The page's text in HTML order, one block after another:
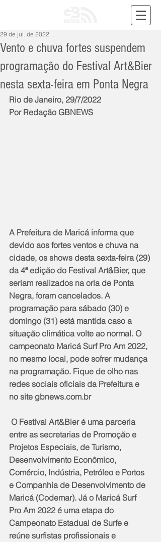
Vento e chuva fortes suspendem
programação do Festival Art&Bier
nesta sexta-feira em Ponta Negra
29 de jul. de 2022
Rio de Janeiro, 29/7/2022
Por Redação GBNEWS
A Prefeitura de Maricá informa que
devido aos fortes ventos e chuva na
cidade, os shows desta sexta-feira (29)
da 4ª edição do Festival Art&Bier, que
seriam realizados na orla de Ponta
Negra, foram cancelados. A
programação para sábado (30) e
domingo (31) está mantida caso a
situação climática volte ao normal. O
campeonato Maricá Surf Pro Am 2022,
no mesmo local, pode sofrer mudança
na programação. Fique de olho nas
redes sociais oficiais da Prefeitura e
no site gbnews.com.br
entre as secretarias de Promoção e
Projetos Especiais, de Turismo,
Desenvolvimento Econômico,
Comércio, Indústria, Petróleo e Portos
e Companhia de Desenvolvimento de
Maricá (Codemar). Já o Maricá Surf
Pro Am 2022 é uma etapa do
Campeonato Estadual de Surfe e
reúne surfistas profissionais e